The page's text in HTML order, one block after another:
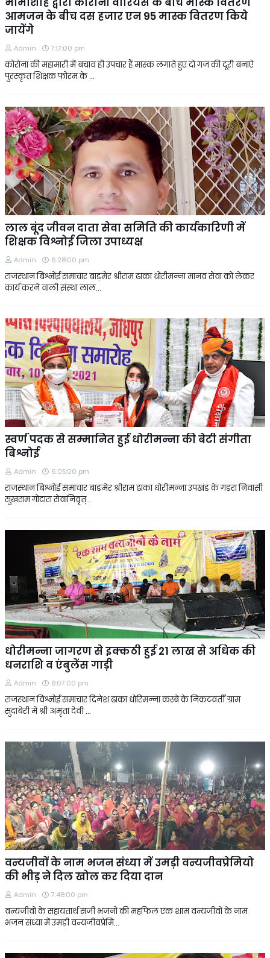
आमजन के बीच दस हजार एन 95 मास्क वितरण किये
जायेंगे
Admin 7:17:00 pm
कोरोना की महामारी में बचाव ही उपचार हैं मास्क लगाते हुए दो गज की दूरी बनाऐ
पुरस्कृत शिक्षक फोरम के …
लाल बूंद जीवन दाता सेवा समिति की कार्यकारिणी में
शिक्षक विश्नोई जिला उपाध्यक्ष
Admin 6:28:00 pm
राजस्थान बिश्नोई समाचार बाड़मेर श्रीराम ढाका धोरीमन्ना मानव सेवा को लेकर
कार्य करने वाली संस्था लाल…
स्वर्ण पदक से सम्मानित हुई धोरीमन्ना की बेटी संगीता
बिश्नोई
Admin 6:05:00 pm
राजस्थान बिश्नोई समाचार बाङमेर श्रीराम ढाका धोरीमन्ना उपखंड के गडरा निवासी
सुखराम गोदारा सेवानिवृत्…
धोरीमन्ना जागरण से इक्कठी हुई 21 लाख से अधिक की
धनराशि व एंबुलेंस गाड़ी
Admin 8:07:00 pm
राजस्थान विश्नोई समाचार दिनेश ढाका धोरिमन्ना कस्बे के निकटवर्ती ग्राम
सुदाबेरी में श्री अमृता देवी …
वन्यजीवों के नाम भजन संध्या में उमड़ी वन्यजीवप्रेमियो
की भीड़ ने दिल खोल कर दिया दान
Admin 7:48:00 pm
वन्यजीवों के सहायतार्थ सजी भजनों की महफिल एक शाम वन्यजीवों के नाम
भजन संध्या में उमड़ी वन्यजीवप्रेमि…